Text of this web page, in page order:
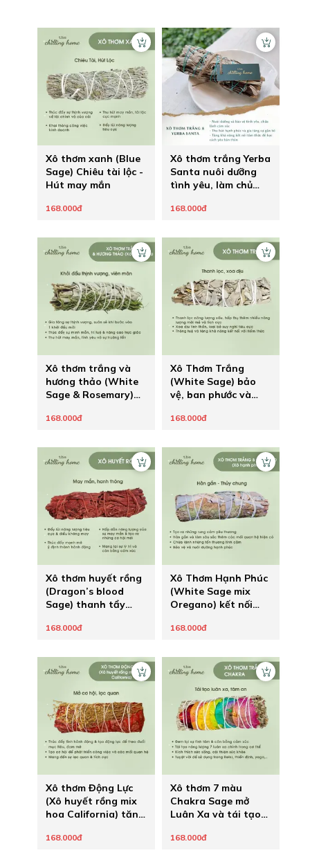
Xô thơm xanh (Blue
Sage) Chiêu tài lộc -
Hút may mắn
168.000đ
Xô thơm trắng Yerba
Santa nuôi dưỡng
tình yêu, làm chủ
168.000đ
Xô thơm trắng và
hương thảo (White
Sage & Rosemary)
mới
168.000đ
Xô Thơm Trắng
(White Sage) bảo
vệ, ban phước và
168.000đ
Xô thơm huyết rồng
(Dragon’s blood
Sage) thanh tẩy
mắn
168.000đ
Xô Thơm Hạnh Phúc
(White Sage mix
Oregano) kết nối
mãnh liệt
168.000đ
Xô thơm Động Lực
(Xô huyết rồng mix
hoa California) tăng
đuổi đam mê
168.000đ
Xô thơm 7 màu
Chakra Sage mở
Luân Xa và tái tạo
168.000đ